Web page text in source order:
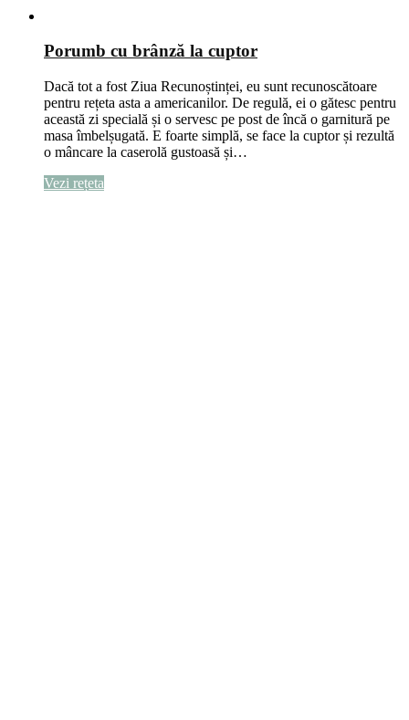
Porumb cu brânză la cuptor
Dacă tot a fost Ziua Recunoștinței, eu sunt recunoscătoare
pentru rețeta asta a americanilor. De regulă, ei o gătesc pentru
această zi specială și o servesc pe post de încă o garnitură pe
masa îmbelșugată. E foarte simplă, se face la cuptor și rezultă
o mâncare la caserolă gustoasă și…
Vezi rețeta